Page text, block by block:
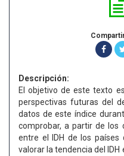
Descripción:
El objetivo de este texto
perspectivas futuras del
datos de este índice
comprobar, a partir de los
entre el IDH de los
valorar la tendencia del IDH